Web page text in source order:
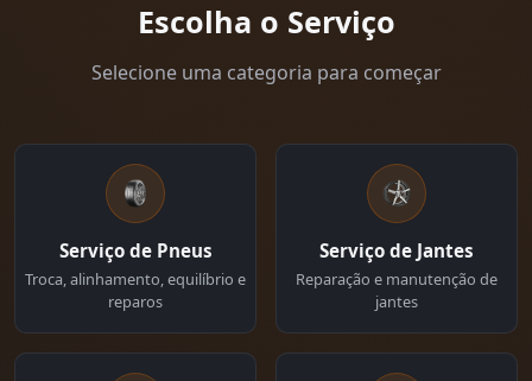
Escolha o Serviço
Selecione uma categoria para começar
Serviço de Pneus
Troca, alinhamento, equilíbrio e
reparos
Serviço de Jantes
Reparação e manutenção de
jantes